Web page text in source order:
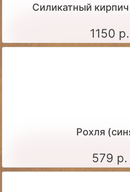
Силикатный
1150 р.
Рохля
579 р.